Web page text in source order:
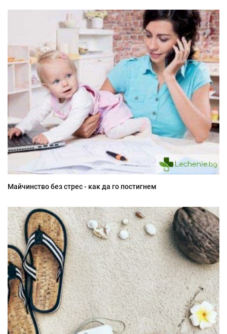
Майчинство без стрес - как да го постигнем